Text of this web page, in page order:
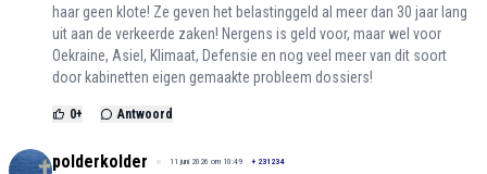
haar geen klote! Ze geven het belastinggeld al meer dan 30 jaar lang
uit aan de verkeerde zaken! Nergens is geld voor, maar wel voor
Oekraine, Asiel, Klimaat, Defensie en nog veel meer van dit soort
door kabinetten eigen gemaakte probleem dossiers!
0+ Antwoord
polderkolder 11 juni 2026 om 10:49 + 231234